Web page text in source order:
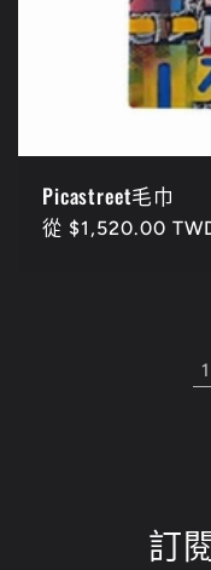
Picastreet毛巾
定
從 $1,520.00
1
訂